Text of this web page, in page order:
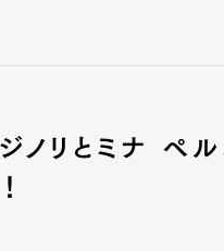
ジノリとミナ